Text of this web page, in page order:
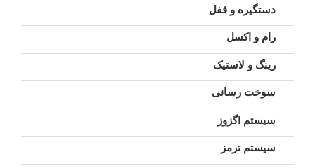
دستگیره و قفل
رام و اکسل
رینگ و لاستیک
سوخت رسانی
سیستم اگزوز
سیستم ترمز